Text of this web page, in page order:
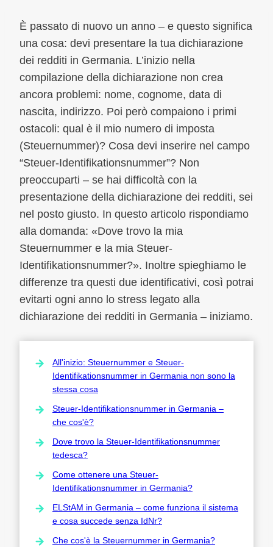
È passato di nuovo un anno – e questo significa
una cosa: devi presentare la tua dichiarazione
dei redditi in Germania. L’inizio nella
compilazione della dichiarazione non crea
ancora problemi: nome, cognome, data di
nascita, indirizzo. Poi però compaiono i primi
ostacoli: qual è il mio numero di imposta
(Steuernummer)? Cosa devi inserire nel campo
“Steuer-Identifikationsnummer”? Non
preoccuparti – se hai difficoltà con la
presentazione della dichiarazione dei redditi, sei
nel posto giusto. In questo articolo rispondiamo
alla domanda: «Dove trovo la mia
Steuernummer e la mia Steuer-
Identifikationsnummer?». Inoltre spieghiamo le
differenze tra questi due identificativi, così potrai
evitarti ogni anno lo stress legato alla
dichiarazione dei redditi in Germania – iniziamo.
All'inizio: Steuernummer e Steuer-
Identifikationsnummer in Germania non sono la
stessa cosa
Steuer-Identifikationsnummer in Germania –
che cos'è?
Dove trovo la Steuer-Identifikationsnummer
tedesca?
Come ottenere una Steuer-
Identifikationsnummer in Germania?
ELStAM in Germania – come funziona il sistema
e cosa succede senza IdNr?
Che cos'è la Steuernummer in Germania?